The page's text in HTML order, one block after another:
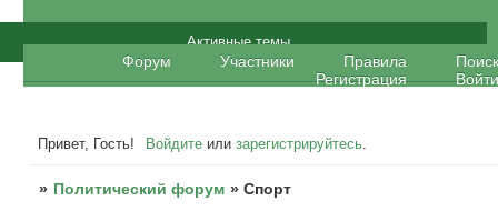
Политический форум
Форум Участники Правила
Поиск
Регистрация
Войти
Активные темы
Привет, Гость! Войдите илизарегистрируйтесь.
» Политический форум »Спорт